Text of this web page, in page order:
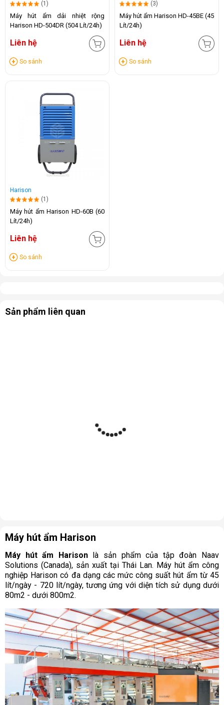
(1)
Máy hút ẩm dải nhiệt rộng
Harison HD-504DR (504 Lít/24h)
Liên hệ
So sánh
(3)
Máy hút ẩm Harison HD-45BE (45
Lít/24h)
Liên hệ
So sánh
Harison
(1)
Máy hút ẩm Harison HD-60B (60
Lít/24h)
Liên hệ
So sánh
Sản phẩm liên quan
Máy hút ẩm Harison
Máy hút ẩm Harisonlà sản phẩm của tập đoàn Naav
Solutions (Canada), sản xuất tại Thái Lan. Máy hút ẩm công
nghiệp Harison có đa dạng các mức công suất hút ẩm từ 45
lít/ngày - 720 lít/ngày, tương ứng với diện tích sử dụng dưới
80m2 - dưới 800m2.